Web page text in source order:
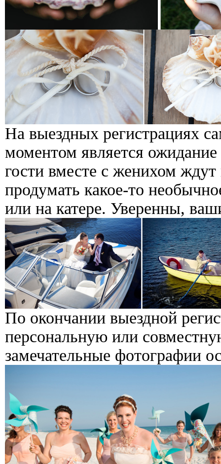
На выездных регистрациях
моментом является
гости вместе с женихом ждут
продумать какое-то
или на катере. Уверенны,
По окончании выездной
персональную или
замечательные фотографии